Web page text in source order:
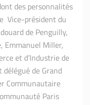
des personnalités
Vice-président du
de Penguilly,
Emmanuel Miller,
et d’Industrie de
délégué de Grand
Communautaire
Paris